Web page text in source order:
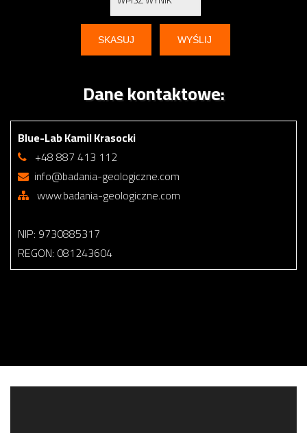
Dane kontaktowe:
Blue-Lab Kamil Krasocki
+48 887 413 112
info@badania-geologiczne.com
www.badania-geologiczne.com
NIP: 9730885317
REGON: 081243604